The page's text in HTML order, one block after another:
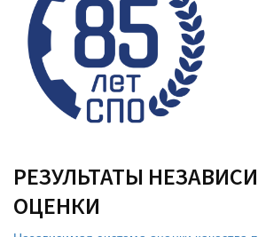
РЕЗУЛЬТАТЫ
ОЦЕНКИ